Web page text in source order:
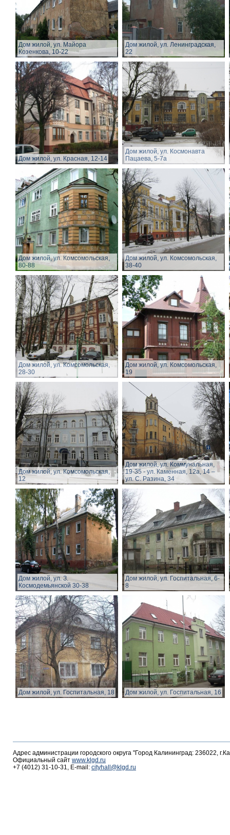
Дом жилой, ул. Майора
Козенкова, 10-22
Дом жилой, ул. Ленинградская,
22
Дом жилой, ул. Красная, 12-14
Дом жилой, ул. Космонавта
Пацаева, 5-7а
Дом жилой, ул. Комсомольская,
80-88
Дом жилой, ул. Комсомольская,
38-40
Дом жилой, ул. Комсомольская,
28-30
Дом жилой, ул. Комсомольская,
19
Дом жилой, ул. Комсомольская,
12
Дом жилой, ул. Коммунальная,
19-35 - ул. Каменная, 12а, 14 –
ул. С. Разина, 34
Дом жилой, ул. З.
Космодемьянской 30-38
Дом жилой, ул. Госпитальная, 6-
8
Дом жилой, ул. Госпитальная, 18 Дом жилой, ул. Госпитальная, 16
Адрес администрации городского округа "Город Калининград: 236022,
Официальный сайт www.klgd.ru
+7 (4012) 31-10-31, E-mail: cityhall@klgd.ru